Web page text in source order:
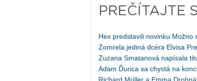
PREČÍTAJTE
Hex predstavili novinku Možno
Zomrela jediná dcéra Elvisa
Zuzana Smatanová napísala
Adam Ďurica sa chystá na